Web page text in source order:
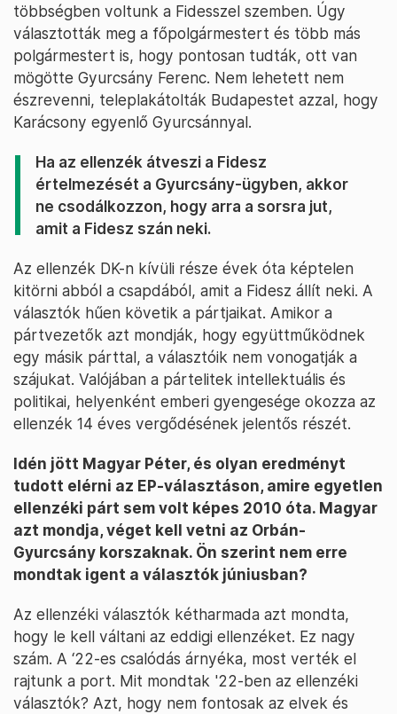
többségben voltunk a Fidesszel szemben. Úgy
választották meg a főpolgármestert és több más
polgármestert is, hogy pontosan tudták, ott van
mögötte Gyurcsány Ferenc. Nem lehetett nem
észrevenni, teleplakátolták Budapestet azzal, hogy
Karácsony egyenlő Gyurcsánnyal.
Ha az ellenzék átveszi a Fidesz
értelmezését a Gyurcsány-ügyben, akkor
ne csodálkozzon, hogy arra a sorsra jut,
amit a Fidesz szán neki.
Az ellenzék DK-n kívüli része évek óta képtelen
kitörni abból a csapdából, amit a Fidesz állít neki. A
választók hűen követik a pártjaikat. Amikor a
pártvezetők azt mondják, hogy együttműködnek
egy másik párttal, a választóik nem vonogatják a
szájukat. Valójában a pártelitek intellektuális és
politikai, helyenként emberi gyengesége okozza az
ellenzék 14 éves vergődésének jelentős részét.
Idén jött Magyar Péter, és olyan eredményt
tudott elérni az EP-választáson, amire egyetlen
ellenzéki párt sem volt képes 2010 óta. Magyar
azt mondja, véget kell vetni az Orbán-
Gyurcsány korszaknak. Ön szerint nem erre
mondtak igent a választók júniusban?
Az ellenzéki választók kétharmada azt mondta,
hogy le kell váltani az eddigi ellenzéket. Ez nagy
szám. A ‘22-es csalódás árnyéka, most verték el
rajtunk a port. Mit mondtak '22-ben az ellenzéki
választók? Azt, hogy nem fontosak az elvek és